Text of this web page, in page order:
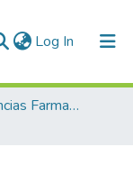
Log In (current)
Facultad de Ciencias Farmacéuticas, Bioquímicas y Biotecnológicas